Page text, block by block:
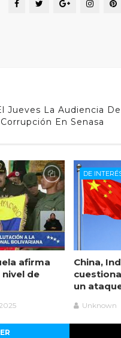
Jueves La Audiencia
En Senasa
afirma
de
DE
China,
un
Unknown